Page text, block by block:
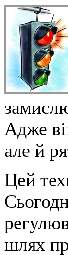
Адже
але й
Цей
шлях